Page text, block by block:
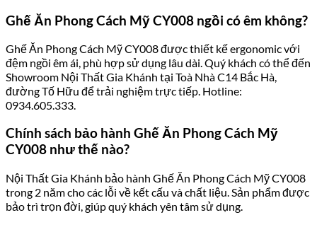
Ghế Ăn Phong Cách Mỹ CY008 ngồi có êm không?
Ghế Ăn Phong Cách Mỹ CY008 được thiết kế ergonomic với
đệm ngồi êm ái, phù hợp sử dụng lâu dài. Quý khách có thể đến
Showroom Nội Thất Gia Khánh tại Toà Nhà C14 Bắc Hà,
đường Tố Hữu để trải nghiệm trực tiếp. Hotline:
0934.605.333.
Chính sách bảo hành Ghế Ăn Phong Cách Mỹ
CY008 như thế nào?
Nội Thất Gia Khánh bảo hành Ghế Ăn Phong Cách Mỹ CY008
trong 2 năm cho các lỗi về kết cấu và chất liệu. Sản phẩm được
bảo trì trọn đời, giúp quý khách yên tâm sử dụng.